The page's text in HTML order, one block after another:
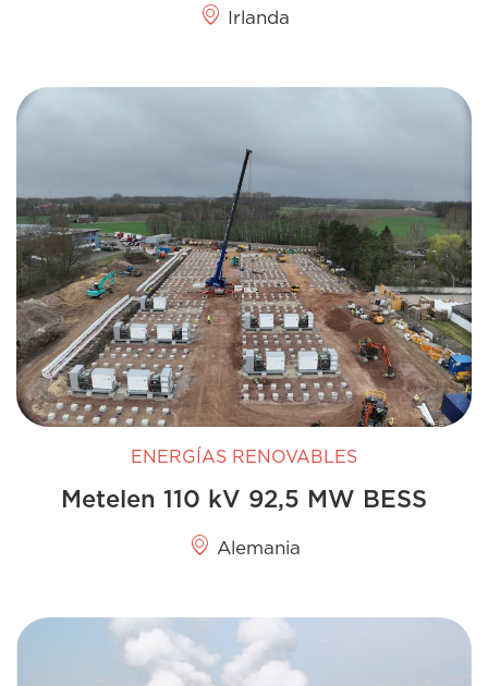
Irlanda
ENERGÍAS RENOVABLES
Metelen 110 kV 92,5 MW BESS
Alemania